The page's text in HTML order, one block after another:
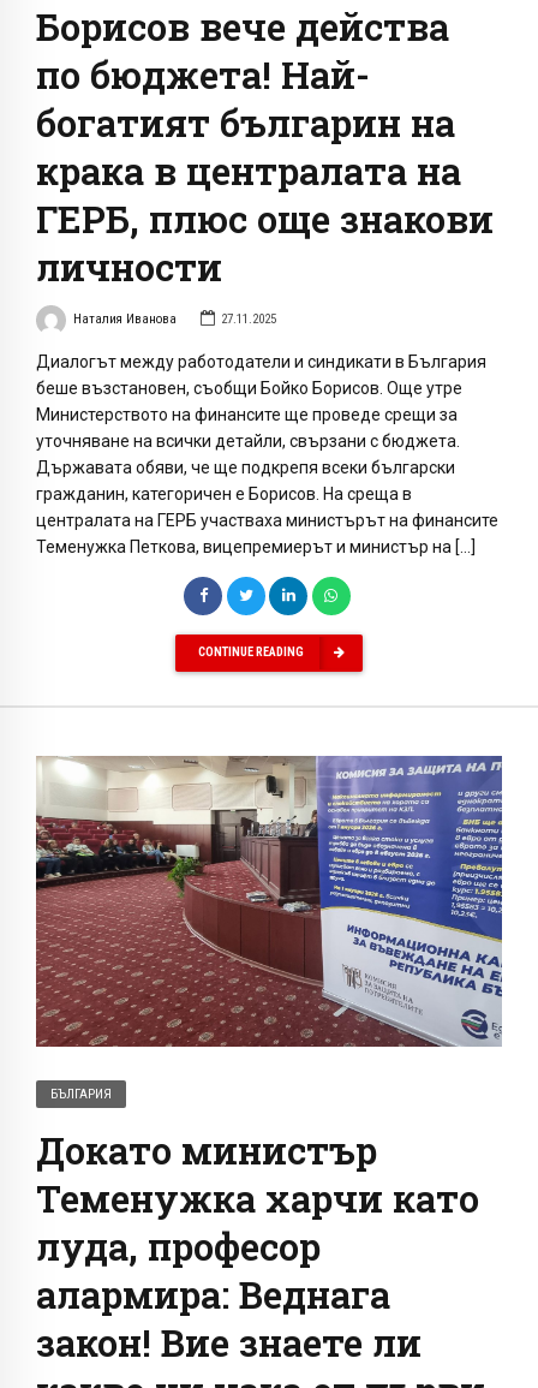
Борисов вече действа
по бюджета! Най-
богатият българин на
крака в централата на
ГЕРБ, плюс още знакови
личности
Наталия Иванова 27.11.2025
Диалогът между работодатели и синдикати в България
беше възстановен, съобщи Бойко Борисов. Още утре
Министерството на финансите ще проведе срещи за
уточняване на всички детайли, свързани с бюджета.
Държавата обяви, че ще подкрепя всеки български
гражданин, категоричен е Борисов. На среща в
централата на ГЕРБ участваха министърът на финансите
Теменужка Петкова, вицепремиерът и министър на […]
CONTINUE READING
БЪЛГАРИЯ
Докато министър
Теменужка харчи като
луда, професор
алармира: Веднага
закон! Вие знаете ли